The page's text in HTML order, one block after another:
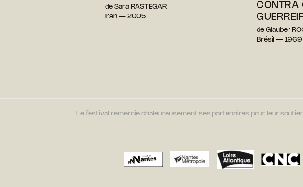
de Sara RASTEGAR
Iran — 2005
CONTRA
de Glauber
Brésil — 1969
Le festival remercie chaleureusement ses partenaires pour leur